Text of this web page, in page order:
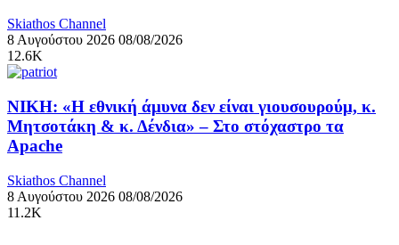
Skiathos Channel
8 Αυγούστου 2026 08/08/2026
12.6K
ΝΙΚΗ: «Η εθνική άμυνα δεν είναι γιουσουρούμ, κ.
Μητσοτάκη & κ. Δένδια» – Στο στόχαστρο τα
Apache
Skiathos Channel
8 Αυγούστου 2026 08/08/2026
11.2K